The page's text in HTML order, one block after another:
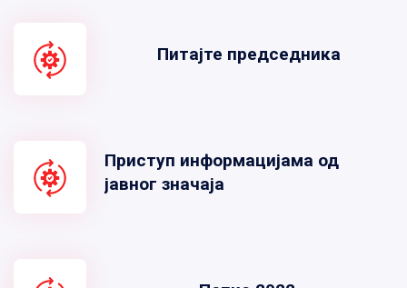
Питајте председника
Приступ информацијама од
јавног значаја